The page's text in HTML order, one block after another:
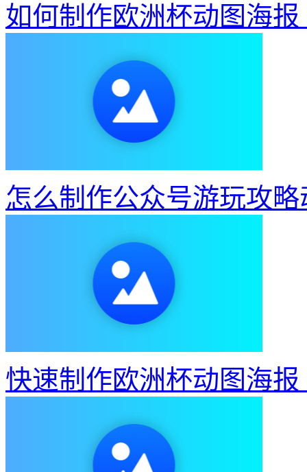
如何制作欧洲杯动图海报
怎么制作公众号游玩攻
快速制作欧洲杯动图海报